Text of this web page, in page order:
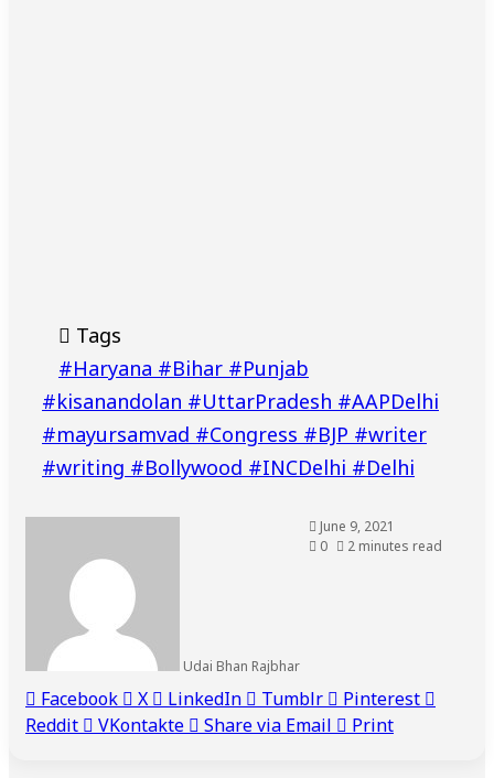
Tags
#Haryana #Bihar #Punjab
#kisanandolan #UttarPradesh #AAPDelhi
#mayursamvad #Congress #BJP #writer
#writing #Bollywood #INCDelhi #Delhi
Udai Bhan Rajbhar
June 9, 2021
0
2 minutes read
Facebook X LinkedIn Tumblr
Pinterest
Reddit
VKontakte Share via Email Print